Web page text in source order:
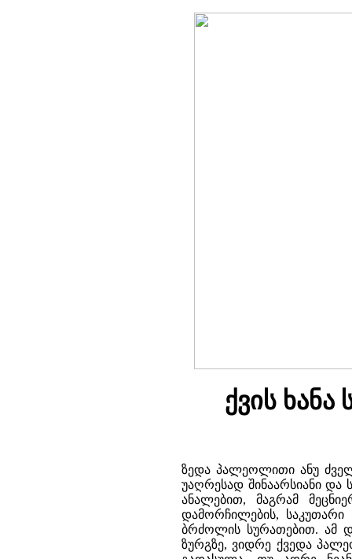
ქვის
ზედა პალეოლითი ანუ
უაღრესად შინაარსიანი
ანალებით, მაგრამ
დამორჩილების,
ბრძოლის სურათებით. ამ
ზურგზე, ვიდრე ქვედა